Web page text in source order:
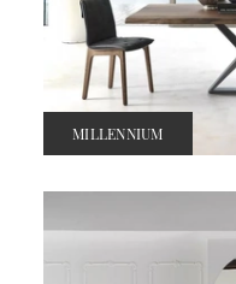
MILLENNIUM